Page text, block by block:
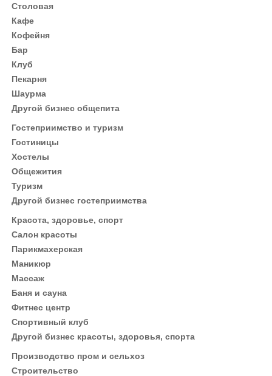
Столовая
Кафе
Кофейня
Бар
Клуб
Пекарня
Шаурма
Другой бизнес общепита
Гостеприимство и туризм
Гостиницы
Хостелы
Общежития
Туризм
Другой бизнес гостеприимства
Красота, здоровье, спорт
Салон красоты
Парикмахерская
Маникюр
Массаж
Баня и сауна
Фитнес центр
Спортивный клуб
Другой бизнес красоты, здоровья, спорта
Производство пром и сельхоз
Строительство